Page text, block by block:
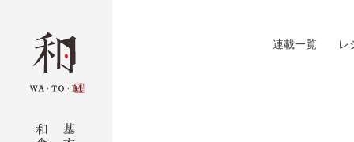
連載一覧 レ